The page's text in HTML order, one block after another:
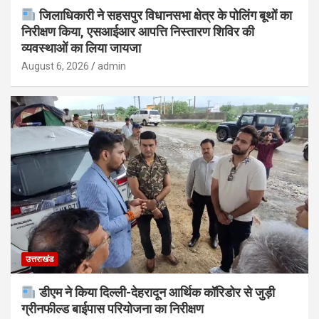
जिलाधिकारी ने सहसपुर विधानसभा क्षेत्र के पोलिंग बूथों का
निरीक्षण किया, एसआईआर आपत्ति निस्तारण शिविर की
व्यवस्थाओं का लिया जायजा
August 6, 2026 admin
उत्तराखंड
डीएम ने किया दिल्ली-देहरादून आर्थिक कॉरिडोर से जुड़ी
ग्रीनफील्ड बाईपास परियोजना का निरीक्षण